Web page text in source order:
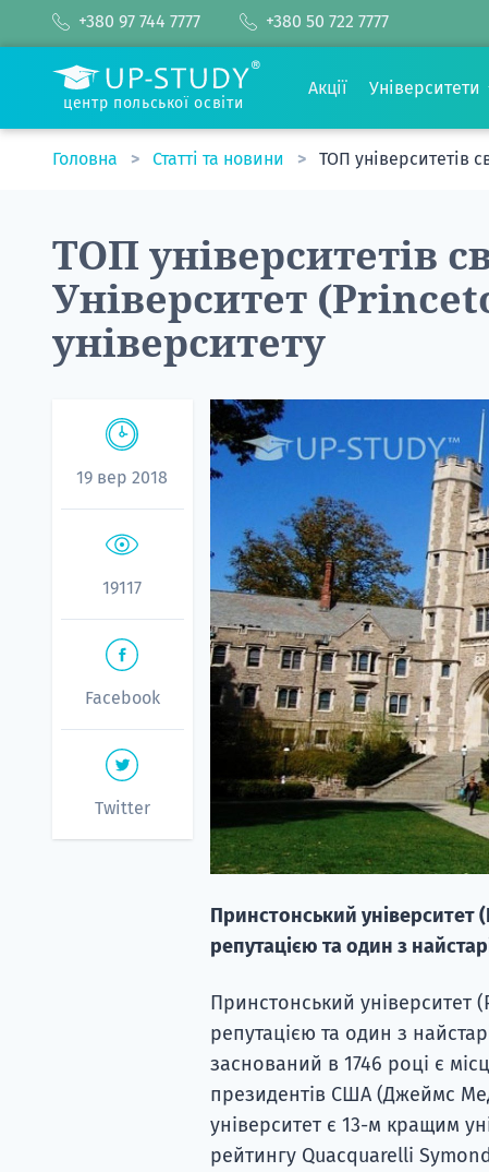
+380 97 744 7777 +380 50 722 7777
центр польської освіти
Акції Університети
Головна Статті та новини ТОП університетів
ТОП університетів
Університет
університету
19 вер 2018
19117
Facebook
Twitter
Принстонський
репутацією та один з
Принстонський
репутацією та один з
заснований в 1746 році є
президентів США (Джеймс
університет є 13-м кращим
рейтингу Quacquarelli